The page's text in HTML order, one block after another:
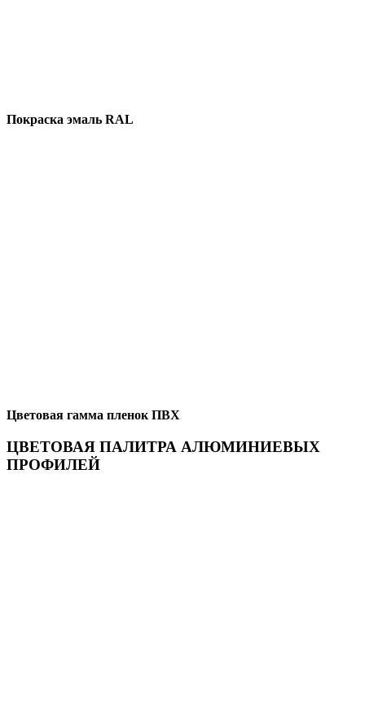
Покраска эмаль RAL
Цветовая гамма пленок ПВХ
ЦВЕТОВАЯ ПАЛИТРА АЛЮМИНИЕВЫХ
ПРОФИЛЕЙ